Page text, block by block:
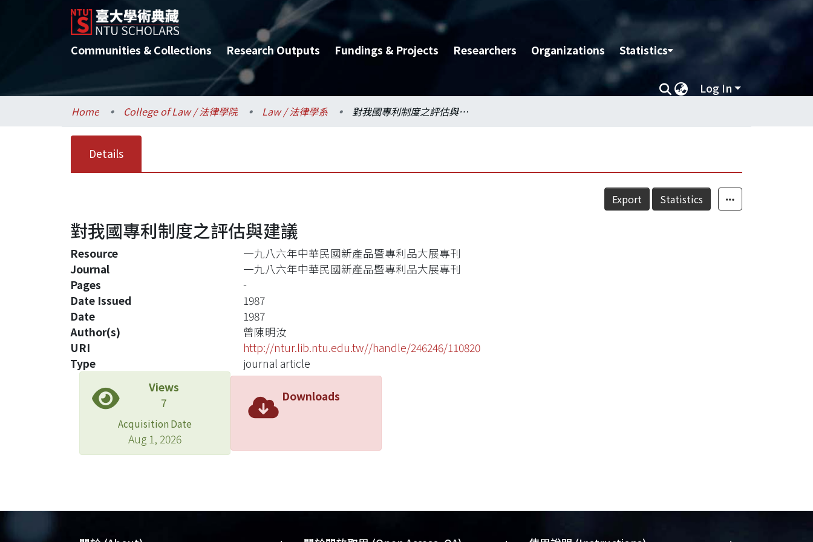
Communities & Collections Research Outputs Fundings & Projects Researchers Organizations Statistics
Log In
Home College of Law / 法律學院 Law / 法律學系 對我國專利制度之評估與建議
Details
Export Statistics
對我國專利制度之評估與建議
Resource
一九八六年中華民國新產品暨專利品大展專刊
Journal
一九八六年中華民國新產品暨專利品大展專刊
Pages
-
Date Issued
1987
Date
1987
Author(s)
曾陳明汝
URI
http://ntur.lib.ntu.edu.tw//handle/246246/110820
Type
journal article
Views
7
Acquisition Date
Aug 1, 2026
Downloads